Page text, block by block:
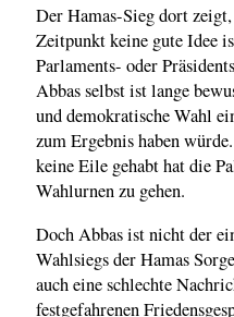
Der Hamas-Sieg dort
Zeitpunkt keine gute Idee
Parlaments- oder
Abbas selbst ist lange
und demokratische Wahl
zum Ergebnis haben
keine Eile gehabt hat die
Wahlurnen zu gehen.
Doch Abbas ist nicht der
Wahlsiegs der Hamas
auch eine schlechte
festgefahrenen